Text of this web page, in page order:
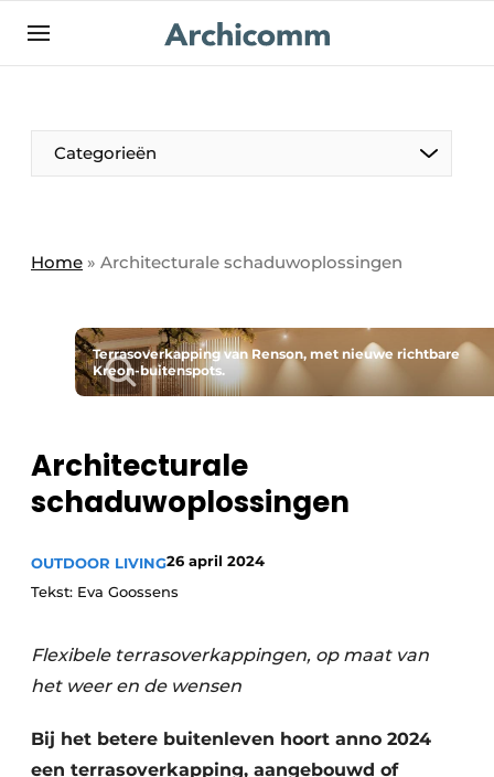
NL be-FR
Categorieën
Meet the Architect
Home » Architecturale schaduwoplossingen
Terrasoverkapping van Renson, met nieuwe richtbare
Kreon-buitenspots.
Architecturale
schaduwoplossingen
OUTDOOR LIVING26 april 2024
Tekst: Eva Goossens
Flexibele terrasoverkappingen, op maat van
het weer en de wensen
Bij het betere buitenleven hoort anno 2024
een terrasoverkapping, aangebouwd of